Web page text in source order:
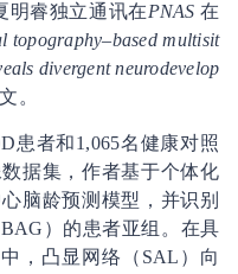
明睿独立通讯在PNAS 在
topography–based multisit
divergent neurodevelop
。
患者和1,065名健康对照
据集，作者基于个体化
脑龄预测模型，并识别
）的患者亚组。在具
，凸显网络（SAL）向